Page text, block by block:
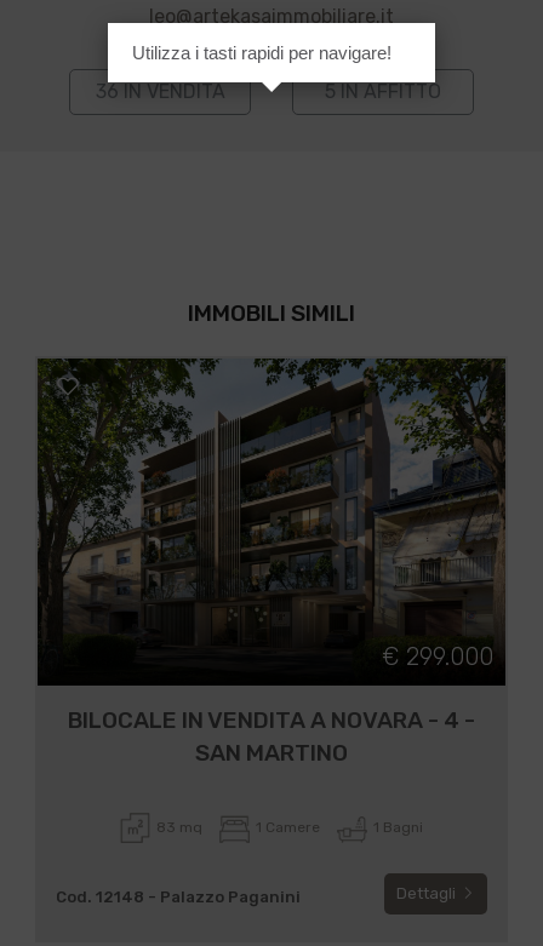
leo@artekasaimmobiliare.it
36 IN VENDITA 5 IN AFFITTO
IMMOBILI SIMILI
€ 299.000
BILOCALE IN VENDITA A NOVARA - 4 -
SAN MARTINO
83 mq 1 Camere 1 Bagni
Cod. 12148 - Palazzo Paganini Dettagli
Utilizza i tasti rapidi per navigare!